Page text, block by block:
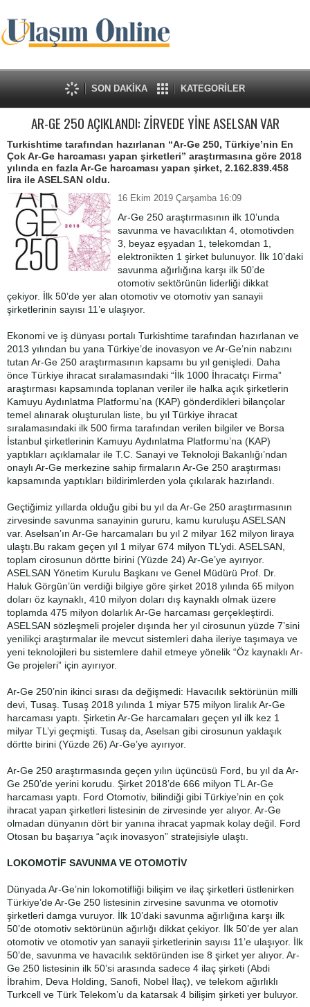
SON DAKİKA KATEGORİLER
AR-GE 250 AÇIKLANDI: ZİRVEDE YİNE ASELSAN VAR
Turkishtime tarafından hazırlanan “Ar-Ge 250, Türkiye’nin En
Çok Ar-Ge harcaması yapan şirketleri” araştırmasına göre 2018
yılında en fazla Ar-Ge harcaması yapan şirket, 2.162.839.458
lira ile ASELSAN oldu.
16 Ekim 2019 Çarşamba 16:09
Ar-Ge 250 araştırmasının ilk 10’unda
savunma ve havacılıktan 4, otomotivden
3, beyaz eşyadan 1, telekomdan 1,
elektronikten 1 şirket bulunuyor. İlk 10’daki
savunma ağırlığına karşı ilk 50’de
otomotiv sektörünün liderliği dikkat
çekiyor. İlk 50’de yer alan otomotiv ve otomotiv yan sanayii
şirketlerinin sayısı 11’e ulaşıyor.
Ekonomi ve iş dünyası portalı Turkishtime tarafından hazırlanan ve
2013 yılından bu yana Türkiye’de inovasyon ve Ar-Ge’nin nabzını
tutan Ar-Ge 250 araştırmasının kapsamı bu yıl genişledi. Daha
önce Türkiye ihracat sıralamasındaki “İlk 1000 İhracatçı Firma”
araştırması kapsamında toplanan veriler ile halka açık şirketlerin
Kamuyu Aydınlatma Platformu’na (KAP) gönderdikleri bilançolar
temel alınarak oluşturulan liste, bu yıl Türkiye ihracat
sıralamasındaki ilk 500 firma tarafından verilen bilgiler ve Borsa
İstanbul şirketlerinin Kamuyu Aydınlatma Platformu’na (KAP)
yaptıkları açıklamalar ile T.C. Sanayi ve Teknoloji Bakanlığı’ndan
onaylı Ar-Ge merkezine sahip firmaların Ar-Ge 250 araştırması
kapsamında yaptıkları bildirimlerden yola çıkılarak hazırlandı.
Geçtiğimiz yıllarda olduğu gibi bu yıl da Ar-Ge 250 araştırmasının
zirvesinde savunma sanayinin gururu, kamu kuruluşu ASELSAN
var. Aselsan’ın Ar-Ge harcamaları bu yıl 2 milyar 162 milyon liraya
ulaştı.Bu rakam geçen yıl 1 milyar 674 milyon TL’ydi. ASELSAN,
toplam cirosunun dörtte birini (Yüzde 24) Ar-Ge’ye ayırıyor.
ASELSAN Yönetim Kurulu Başkanı ve Genel Müdürü Prof. Dr.
Haluk Görgün’ün verdiği bilgiye göre şirket 2018 yılında 65 milyon
doları öz kaynaklı, 410 milyon doları dış kaynaklı olmak üzere
toplamda 475 milyon dolarlık Ar-Ge harcaması gerçekleştirdi.
ASELSAN sözleşmeli projeler dışında her yıl cirosunun yüzde 7’sini
yenilikçi araştırmalar ile mevcut sistemleri daha ileriye taşımaya ve
yeni teknolojileri bu sistemlere dahil etmeye yönelik “Öz kaynaklı Ar-
Ge projeleri” için ayırıyor.
Ar-Ge 250’nin ikinci sırası da değişmedi: Havacılık sektörünün milli
devi, Tusaş. Tusaş 2018 yılında 1 miyar 575 milyon liralık Ar-Ge
harcaması yaptı. Şirketin Ar-Ge harcamaları geçen yıl ilk kez 1
milyar TL’yi geçmişti. Tusaş da, Aselsan gibi cirosunun yaklaşık
dörtte birini (Yüzde 26) Ar-Ge’ye ayırıyor.
Ar-Ge 250 araştırmasında geçen yılın üçüncüsü Ford, bu yıl da Ar-
Ge 250’de yerini korudu. Şirket 2018’de 666 milyon TL Ar-Ge
harcaması yaptı. Ford Otomotiv, bilindiği gibi Türkiye’nin en çok
ihracat yapan şirketleri listesinin de zirvesinde yer alıyor. Ar-Ge
olmadan dünyanın dört bir yanına ihracat yapmak kolay değil. Ford
Otosan bu başarıya “açık inovasyon” stratejisiyle ulaştı.
LOKOMOTİF SAVUNMA VE OTOMOTİV
Dünyada Ar-Ge’nin lokomotifliği bilişim ve ilaç şirketleri üstlenirken
Türkiye’de Ar-Ge 250 listesinin zirvesine savunma ve otomotiv
şirketleri damga vuruyor. İlk 10’daki savunma ağırlığına karşı ilk
50’de otomotiv sektörünün ağırlığı dikkat çekiyor. İlk 50’de yer alan
otomotiv ve otomotiv yan sanayii şirketlerinin sayısı 11’e ulaşıyor. İlk
50’de, savunma ve havacılık sektöründen ise 8 şirket yer alıyor. Ar-
Ge 250 listesinin ilk 50’si arasında sadece 4 ilaç şirketi (Abdi
İbrahim, Deva Holding, Sanofi, Nobel İlaç), ve telekom ağırlıklı
Turkcell ve Türk Telekom’u da katarsak 4 bilişim şirketi yer buluyor.